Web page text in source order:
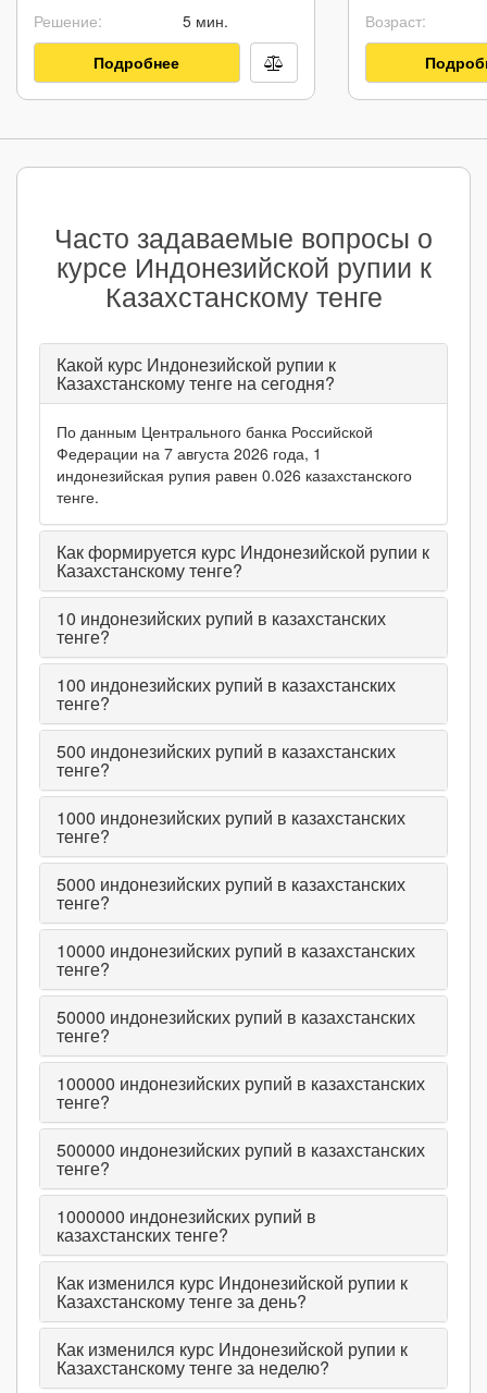
Решение:
5 мин.
Подробнее
Возраст:
Часто задаваемые вопросы о
курсе Индонезийской рупии к
Казахстанскому тенге
Какой курс Индонезийской рупии к
Казахстанскому тенге на сегодня?
По данным Центрального банка Российской
Федерации на 7 августа 2026 года, 1
индонезийская рупия равен 0.026 казахстанского
тенге.
Как формируется курс Индонезийской рупии к
Казахстанскому тенге?
10 индонезийских рупий в казахстанских
тенге?
100 индонезийских рупий в казахстанских
тенге?
500 индонезийских рупий в казахстанских
тенге?
1000 индонезийских рупий в казахстанских
тенге?
5000 индонезийских рупий в казахстанских
тенге?
10000 индонезийских рупий в казахстанских
тенге?
50000 индонезийских рупий в казахстанских
тенге?
100000 индонезийских рупий в казахстанских
тенге?
500000 индонезийских рупий в казахстанских
тенге?
1000000 индонезийских рупий в
казахстанских тенге?
Как изменился курс Индонезийской рупии к
Казахстанскому тенге за день?
Как изменился курс Индонезийской рупии к
Казахстанскому тенге за неделю?